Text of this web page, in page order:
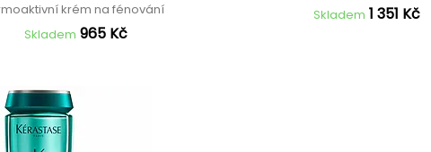
krém na fénování
Skladem 965 Kč
Skladem 1 351 Kč